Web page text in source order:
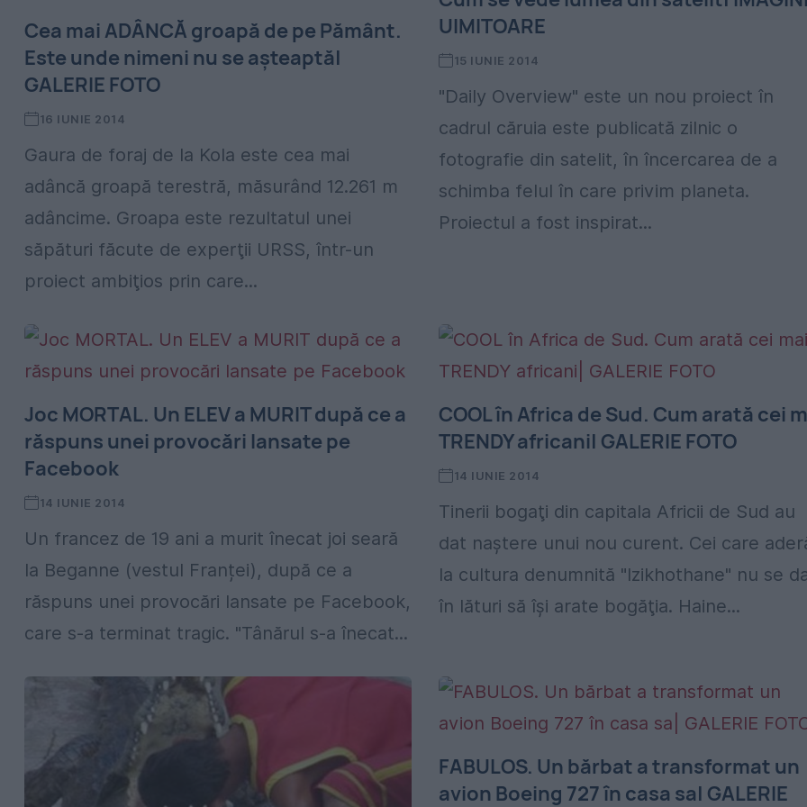
Cea mai ADÂNCĂ groapă de pe Pământ.
Este unde nimeni nu se aşteaptă|
GALERIE FOTO
16 IUNIE 2014
Gaura de foraj de la Kola este cea mai
adâncă groapă terestră, măsurând 12.261 m
adâncime. Groapa este rezultatul unei
săpături făcute de experţii URSS, într-un
proiect ambiţios prin care...
UIMITOARE
15 IUNIE 2014
"Daily Overview" este un nou proiect în
cadrul căruia este publicată zilnic o
fotografie din satelit, în încercarea de a
schimba felul în care privim planeta.
Proiectul a fost inspirat...
Joc MORTAL. Un ELEV a MURIT după ce a
răspuns unei provocări lansate pe
Facebook
14 IUNIE 2014
Un francez de 19 ani a murit înecat joi seară
la Beganne (vestul Franței), după ce a
răspuns unei provocări lansate pe Facebook,
care s-a terminat tragic. "Tânărul s-a înecat...
COOL în Africa de Sud. Cum arată cei
TRENDY africani| GALERIE FOTO
14 IUNIE 2014
Tinerii bogaţi din capitala Africii de Sud au
dat naştere unui nou curent. Cei care
la cultura denumnită "Izikhothane" nu se
în lături să îşi arate bogăţia. Haine...
FABULOS. Un bărbat a transformat un
avion Boeing 727 în casa sa| GALERIE